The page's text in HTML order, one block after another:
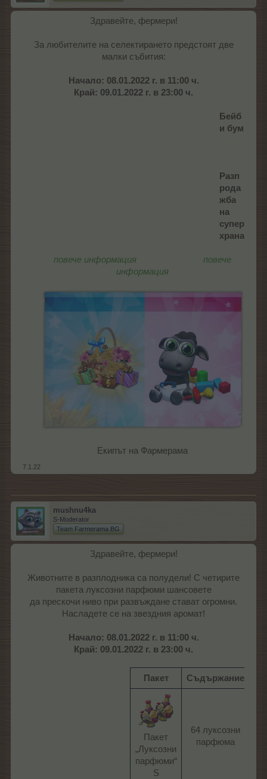
Здравейте, фермери!
За любителите на селектирането предстоят две
малки събития:
Начало: 08.01.2022 г. в 11:00 ч.
Край: 09.01.2022 г. в 23:00 ч.
Бейб
и бум
Разп
рода
жба
на
супер
храна
повече информация
повече
информация
Екипът на Фармерама​
7.1.22
mushnu4ka
S-Moderator
Team Farmerama BG
Здравейте, фермери!
Животните в разплодника са полудели! С четирите
пакета луксозни парфюми шансовете
да прескочи ниво при развъждане стават огромни.
Насладете се на звездния аромат!
Начало: 08.01.2022 г. в 11:00 ч.
Край: 09.01.2022 г. в 23:00 ч.
Пакет Съдържание
Пакет
„Луксозни
парфюми“
S​
64 луксозни
парфюма​